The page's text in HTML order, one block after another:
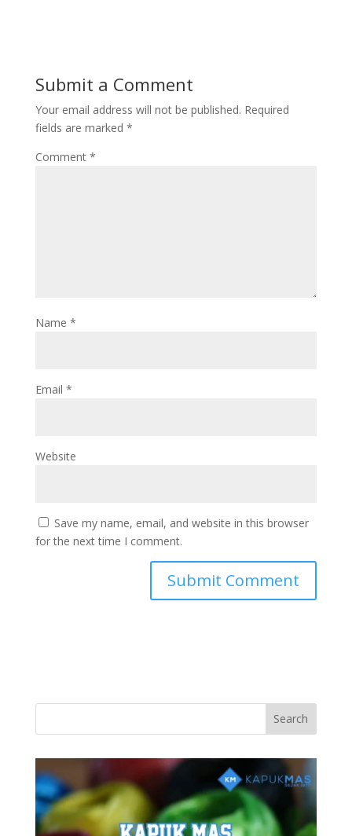
Submit a Comment
Your email address will not be published. Required
fields are marked *
Comment *
Name *
Email *
Website
Save my name, email, and website in this browser
for the next time I comment.